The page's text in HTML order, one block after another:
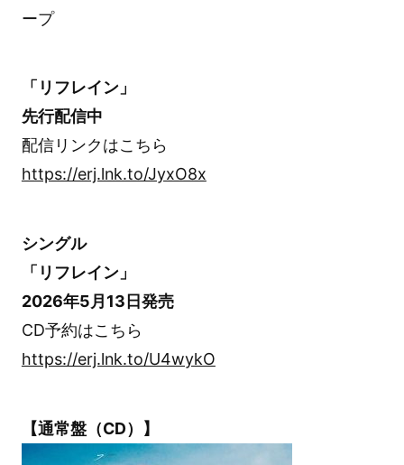
ープ
「リフレイン」
先行配信中
配信リンクはこちら
https://erj.lnk.to/JyxO8x
シングル
「リフレイン」
2026年5月13日発売
CD予約はこちら
https://erj.lnk.to/U4wykO
【通常盤（CD）】